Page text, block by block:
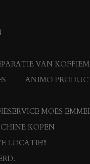
VAN
ANIMO
MOES
KOPEN
LOCATIE!!!